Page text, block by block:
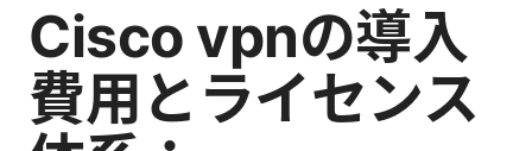
Cisco vpnの導入
費用とライセンス